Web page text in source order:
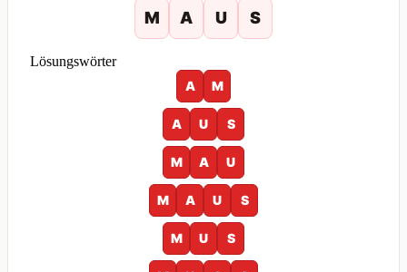
M A U S
Lösungswörter
A
M
A U S
M A U
M A U S
M U S